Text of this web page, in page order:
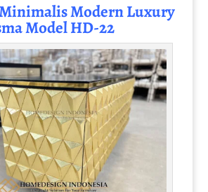
Modern Luxury
Model HD-22